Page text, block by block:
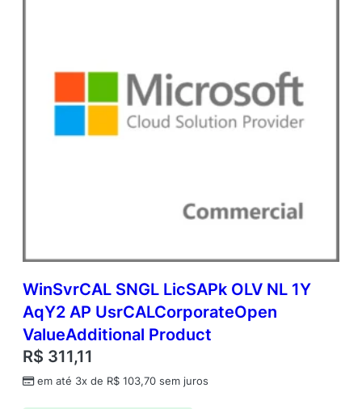
WinSvrCAL SNGL LicSAPk OLV NL 1Y
AqY2 AP UsrCALCorporateOpen
ValueAdditional Product
R$ 311,11
em até 3x de R$ 103,70 sem juros